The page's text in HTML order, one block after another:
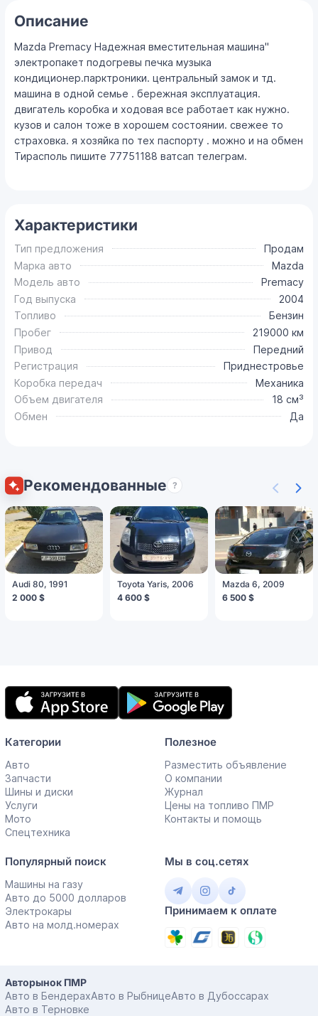
Описание
Mazda Premacy Надежная вместительная машина"
электропакет подогревы печка музыка
кондиционер.парктроники. центральный замок и тд.
машина в одной семье . бережная эксплуатация.
двигатель коробка и ходовая все работает как нужно.
кузов и салон тоже в хорошем состоянии. свежее то
страховка. я хозяйка по тех паспорту . можно и на обмен
Тирасполь пишите 77751188 ватсап телеграм.
Характеристики
Тип предложения
Продам
Марка авто
Mazda
Модель авто
Premacy
Год выпуска
2004
Топливо
Бензин
Пробег
219000 км
Привод
Передний
Регистрация
Приднестровье
Коробка передач
Механика
Объем двигателя
18 см³
Обмен
Да
Рекомендованные ?
Audi 80, 1991
2 000 $
Toyota Yaris, 2006
4 600 $
Mazda 6, 2009
6 500 $
Мобильное
приложение
Категории
Авто
Запчасти
Шины и диски
Услуги
Мото
Спецтехника
Полезное
Разместить объявление
О компании
Журнал
Цены на топливо ПМР
Контакты и помощь
Популярный поиск
Машины на газу
Авто до 5000 долларов
Электрокары
Авто на молд.номерах
Мы в соц.сетях
Принимаем к оплате
Авторынок ПМР
Авто в БендерахАвто в РыбницеАвто в Дубоссарах
Авто в Терновке